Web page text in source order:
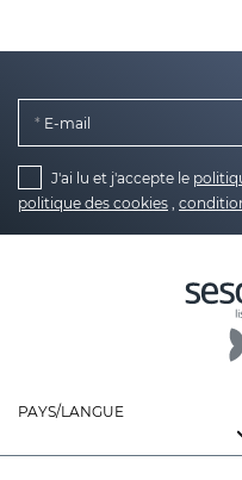
E-mail
J'ai lu et j'accepte le
politique des cookies
PAYS/LANGUE